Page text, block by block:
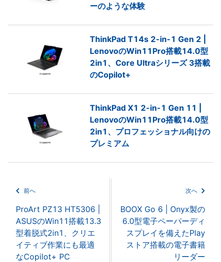
ーのような体験
ThinkPad T14s 2-in-1 Gen 2 |
LenovoのWin11Pro搭載14.0型
2in1、Core Ultraシリーズ 3搭載
のCopilot+
ThinkPad X1 2-in-1 Gen 11 |
LenovoのWin11Pro搭載14.0型
2in1、プロフェッショナル向けの
プレミアム
前へ
ProArt PZ13 HT5306 |
ASUSのWin11搭載13.3
型着脱式2in1、クリエ
イティブ作業にも最適
なCopilot+ PC
次へ
BOOX Go 6 | Onyx製の
6.0型電子ペーパーディ
スプレイを備えたPlay
ストア搭載の電子書籍
リーダー